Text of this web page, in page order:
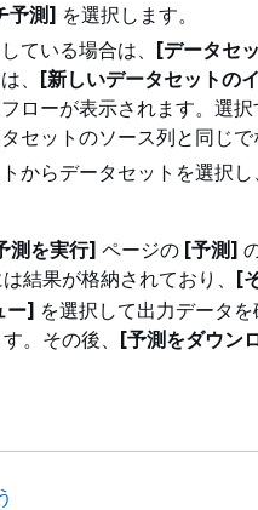
予測] を選択します。
ている場合は、 [データセ
、 [新しいデータセットの
ローが表示されます。選
セットのソース列と同じで
からデータセットを選択し
測を実行] ページの [予測]
結果が格納されており、 [
ー] を選択して出力データ
。その後、 [予測をダウン